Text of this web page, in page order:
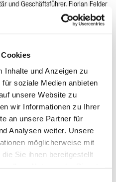
Inhalte und Anzeigen zu
soziale Medien anbieten
unsere Website zu
wir Informationen zu Ihrer
an unsere Partner für
Analysen weiter. Unsere
möglicherweise mit
Sie ihnen bereitgestellt
und Geschäftsführer, Florian Felder
Group) als Leitung Public
(Vertrieb & Tourismus Heidi